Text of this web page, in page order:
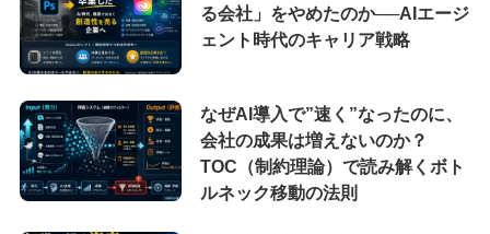
る会社」をやめたのか──AIエージ
ェント時代のキャリア戦略
なぜAI導入で”速く”なったのに、
会社の成果は増えないのか？
TOC（制約理論）で読み解くボト
ルネック移動の法則